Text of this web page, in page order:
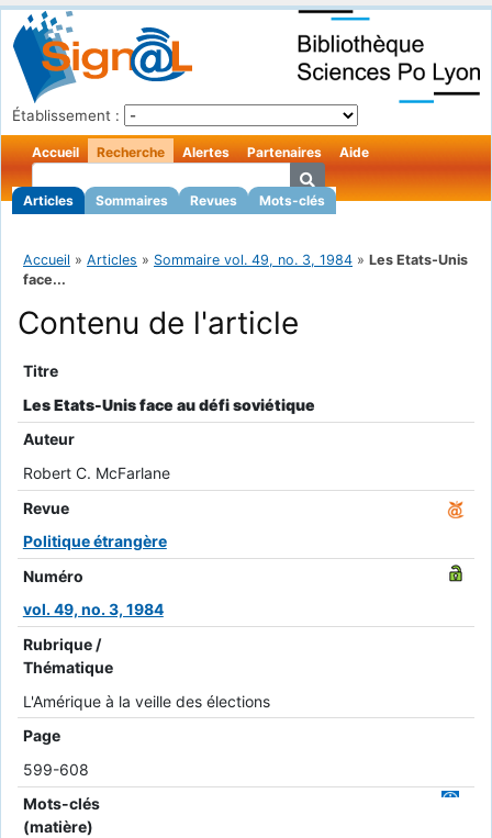
Établissement :
Accueil Recherche
Articles Sommaires Revues Mots-clés
Alertes Partenaires Aide
Accueil » Articles » Sommaire vol. 49, no. 3, 1984 » Les Etats-Unis
face...
Contenu de l'article
Titre
Les Etats-Unis face au défi soviétique
Auteur
Robert C. McFarlane
Revue
Politique étrangère
Numéro
vol. 49, no. 3, 1984
Rubrique /
Thématique
L'Amérique à la veille des élections
Page
599-608
Mots-clés
(matière)